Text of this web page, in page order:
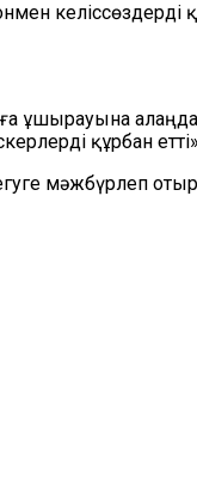
келіссөздерді
ұшырауына
құрбан
мәжбүрлеп